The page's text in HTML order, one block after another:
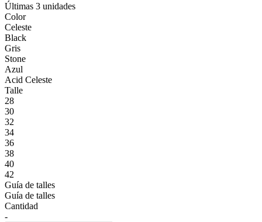
Últimas 3 unidades
Color
Celeste
Black
Gris
Stone
Azul
Acid Celeste
Talle
28
30
32
34
36
38
40
42
Guía de talles
Guía de talles
Cantidad
-